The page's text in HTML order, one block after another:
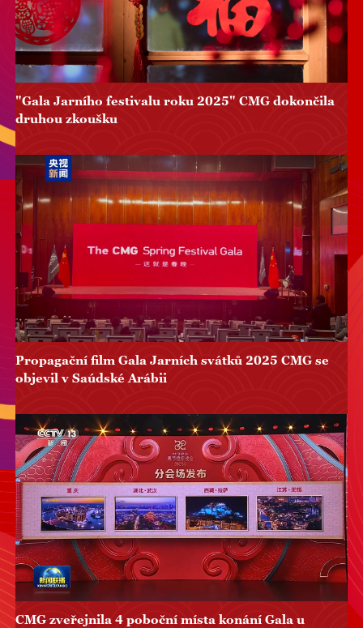
"Gala Jarního festivalu roku 2025" CMG dokončila
druhou zkoušku
Propagační film Gala Jarních svátků 2025 CMG se
objevil v Saúdské Arábii
CMG zveřejnila 4 poboční místa konání Gala u